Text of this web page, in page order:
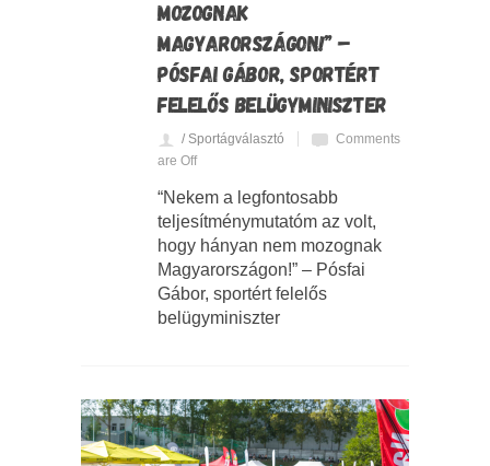
MOZOGNAK
MAGYARORSZÁGON!” –
PÓSFAI GÁBOR, SPORTÉRT
FELELŐS BELÜGYMINISZTER
/ Sportágválasztó
Comments
are Off
“Nekem a legfontosabb
teljesítménymutatóm az volt,
hogy hányan nem mozognak
Magyarországon!” – Pósfai
Gábor, sportért felelős
belügyminiszter